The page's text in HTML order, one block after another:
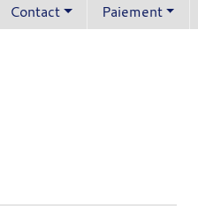
Contact Paiement